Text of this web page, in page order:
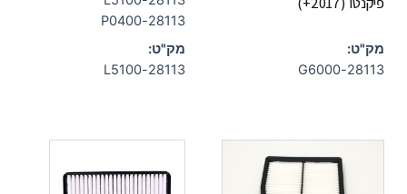
מק"ט:
28113-G6000
28113-P0400
מק"ט:
28113-L5100